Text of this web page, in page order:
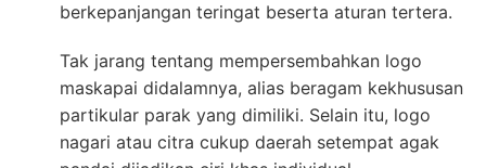
berkepanjangan teringat beserta aturan tertera.
Tak jarang tentang mempersembahkan logo
maskapai didalamnya, alias beragam kekhususan
partikular parak yang dimiliki. Selain itu, logo
nagari atau citra cukup daerah setempat agak